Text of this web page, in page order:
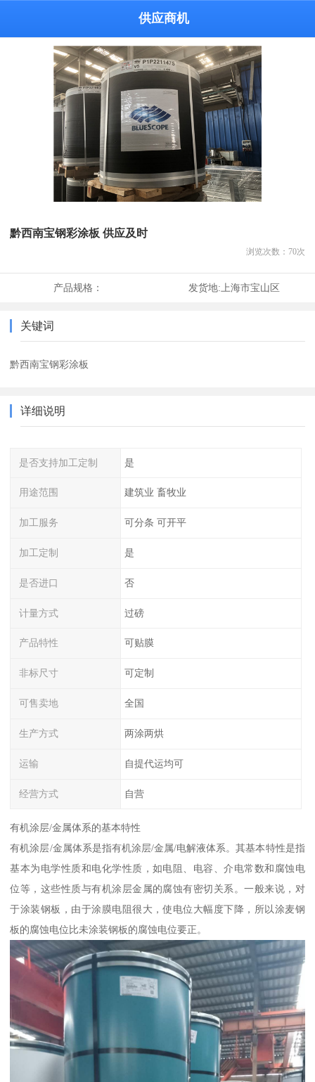
供应商机
黔西南宝钢彩涂板 供应及时
浏览次数： 70次
产品规格： 发货地:上海市宝山区
关键词
黔西南宝钢彩涂板
详细说明
是否支持加工定制 是
用途范围 建筑业 畜牧业
加工服务 可分条 可开平
加工定制 是
是否进口 否
计量方式 过磅
产品特性 可贴膜
非标尺寸 可定制
可售卖地 全国
生产方式 两涂两烘
运输 自提代运均可
经营方式 自营
有机涂层/金属体系的基本特性
有机涂层/金属体系是指有机涂层/金属/电解液体系。其基本特性是指
基本为电学性质和电化学性质，如电阻、电容、介电常数和腐蚀电
位等，这些性质与有机涂层金属的腐蚀有密切关系。一般来说，对
于涂装钢板，由于涂膜电阻很大，使电位大幅度下降，所以涂麦钢
板的腐蚀电位比未涂装钢板的腐蚀电位要正。